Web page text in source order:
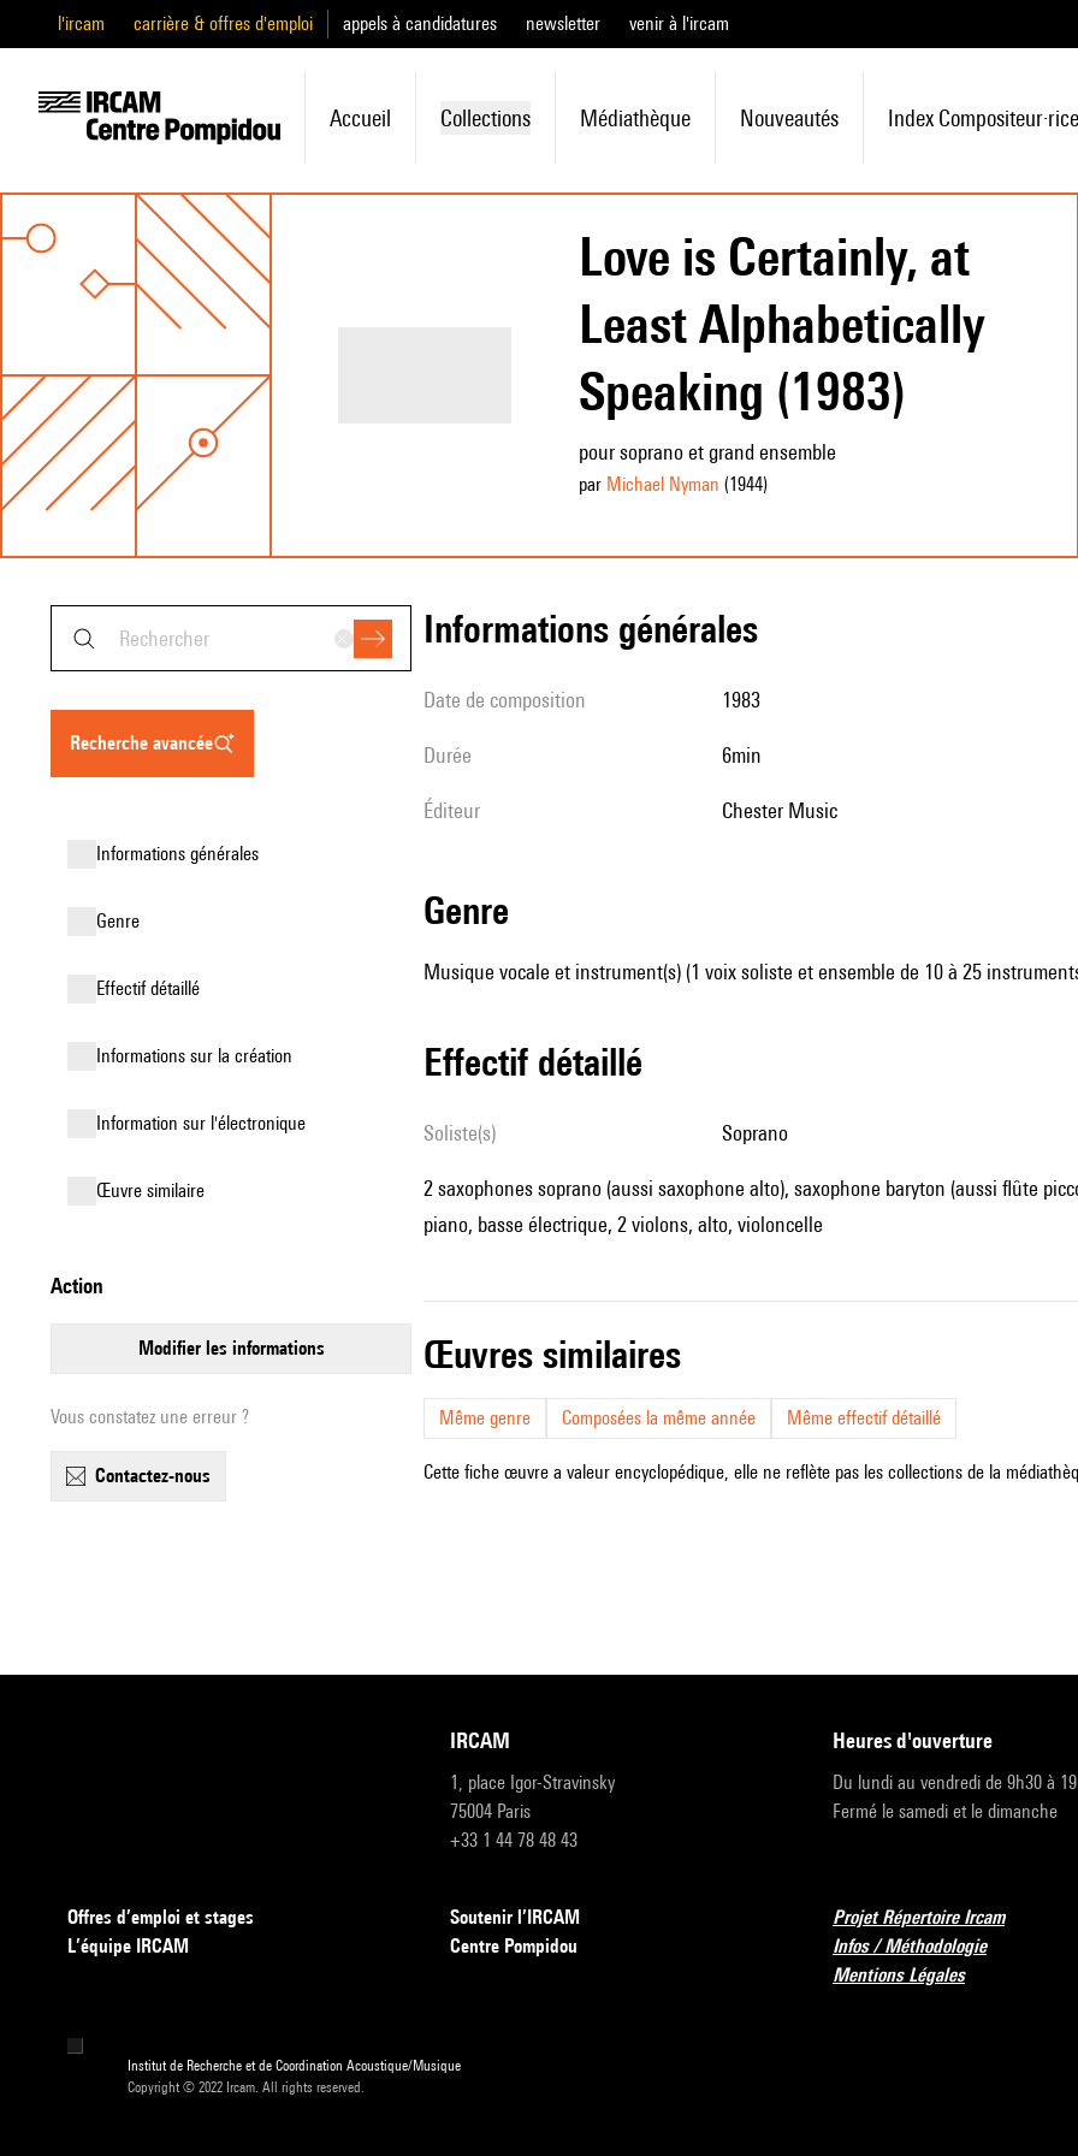
l'ircam carrière & offres d'emploi appels à candidatures newsletter venir à l'ircam
Accueil Collections Médiathèque Nouveautés Index Compositeur·rice
Love is Certainly, at
Least Alphabetically
Speaking (1983)
pour soprano et grand ensemble
par Michael Nyman (1944)
recherche avancée
informations générales
genre
effectif détaillé
informations sur la création
Information sur l'électronique
œuvre similaire
action
modifier les informations
Vous constatez une erreur ?
contactez-nous
informations générales
date de composition 1983
durée 6min
éditeur Chester Music
genre
Musique vocale et instrument(s) (1 voix soliste et ensemble de 10 à 25
effectif détaillé
Soliste(s) soprano
2 saxophones soprano (aussi saxophone alto), saxophone baryton (aussi flûte
piano, basse électrique, 2 violons, alto, violoncelle
œuvres similaires
Même genre Composées la même année Même effectif détaillé
Cette fiche œuvre a valeur encyclopédique, elle ne reflète pas les collections de la
IRCAM
1, place Igor-Stravinsky
75004 Paris
+33 1 44 78 48 43
heures d'ouverture
Du lundi au vendredi de 9h30 à
Fermé le samedi et le dimanche
Offres d’emploi et stages
L’équipe IRCAM
Soutenir l’IRCAM
Centre Pompidou
Projet Répertoire Ircam
Infos / Méthodologie
Mentions Légales
Institut de Recherche et de Coordination Acoustique/Musique
Copyright © 2022 Ircam. All rights reserved.